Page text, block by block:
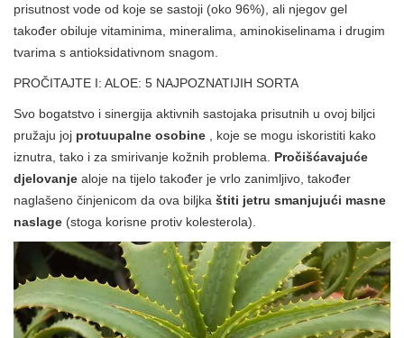
prisutnost vode od koje se sastoji (oko 96%), ali njegov gel
također obiluje vitaminima, mineralima, aminokiselinama i drugim
tvarima s antioksidativnom snagom.
PROČITAJTE I: ALOE: 5 NAJPOZNATIJIH SORTA
Svo bogatstvo i sinergija aktivnih sastojaka prisutnih u ovoj biljci
pružaju joj protuupalne osobine , koje se mogu iskoristiti kako
iznutra, tako i za smirivanje kožnih problema. Pročišćavajuće
djelovanje aloje na tijelo također je vrlo zanimljivo, također
naglašeno činjenicom da ova biljka štiti jetru smanjujući masne
naslage (stoga korisne protiv kolesterola).